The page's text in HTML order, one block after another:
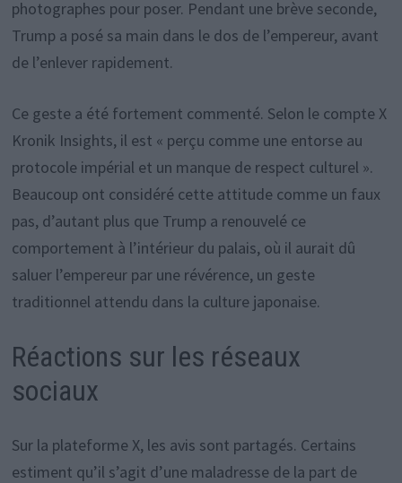
photographes pour poser. Pendant une brève seconde,
Trump a posé sa main dans le dos de l’empereur, avant
de l’enlever rapidement.
Ce geste a été fortement commenté. Selon le compte X
Kronik Insights, il est « perçu comme une entorse au
protocole impérial et un manque de respect culturel ».
Beaucoup ont considéré cette attitude comme un faux
pas, d’autant plus que Trump a renouvelé ce
comportement à l’intérieur du palais, où il aurait dû
saluer l’empereur par une révérence, un geste
traditionnel attendu dans la culture japonaise.
Réactions sur les réseaux
sociaux
Sur la plateforme X, les avis sont partagés. Certains
estiment qu’il s’agit d’une maladresse de la part de